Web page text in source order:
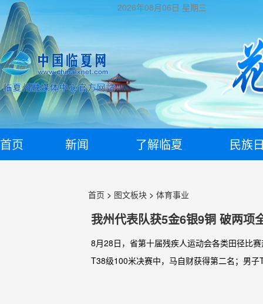
2026年08月06日 星期三
首页 新闻 了解临夏 民族
首页 > 图文板块 > 体育事业
我州代表队获5金6银9铜 破两项
8月28日，省第十届残疾人运动会各类田径比
T38级100米决赛中，马自财获得第二名；男